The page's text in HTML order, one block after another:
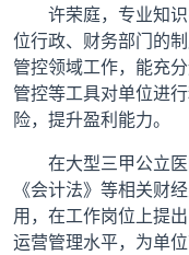
校友服务
人才招聘
许荣庭，专业知
位行政、财务部门的
管控领域工作，能充
管控等工具对单位进
险，提升盈利能力。
在大型三甲公立
《会计法》等相关财
用，在工作岗位上提
运营管理水平，为单